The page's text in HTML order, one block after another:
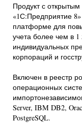
Продукт с
«1С:Предприятие
платформе для
учета более чем в 1
индивидуальных
корпораций и
Включен в реестр
операционных
Server, IBM DB2,
PostgreSQL.